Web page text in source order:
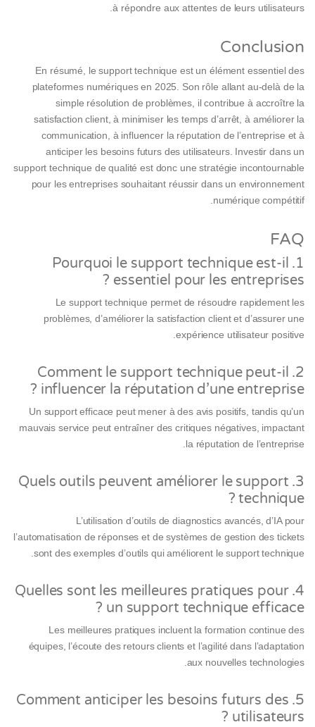
à répondre aux attentes de leurs utilisateurs.
Conclusion
En résumé, le support technique est un élément essentiel des
plateformes numériques en 2025. Son rôle allant au-delà de la
simple résolution de problèmes, il contribue à accroître la
satisfaction client, à minimiser les temps d’arrêt, à améliorer la
communication, à influencer la réputation de l’entreprise et à
anticiper les besoins futurs des utilisateurs. Investir dans un
support technique de qualité est donc une stratégie incontournable
pour les entreprises souhaitant réussir dans un environnement
numérique compétitif.
FAQ
1. Pourquoi le support technique est-il
essentiel pour les entreprises ?
Le support technique permet de résoudre rapidement les
problèmes, d’améliorer la satisfaction client et d’assurer une
expérience utilisateur positive.
2. Comment le support technique peut-il
influencer la réputation d’une entreprise ?
Un support efficace peut mener à des avis positifs, tandis qu’un
mauvais service peut entraîner des critiques négatives, impactant
la réputation de l’entreprise.
3. Quels outils peuvent améliorer le support
technique ?
L’utilisation d’outils de diagnostics avancés, d’IA pour
l’automatisation de réponses et de systèmes de gestion des tickets
sont des exemples d’outils qui améliorent le support technique.
4. Quelles sont les meilleures pratiques pour
un support technique efficace ?
Les meilleures pratiques incluent la formation continue des
équipes, l’écoute des retours clients et l’agilité dans l’adaptation
aux nouvelles technologies.
5. Comment anticiper les besoins futurs des
utilisateurs ?